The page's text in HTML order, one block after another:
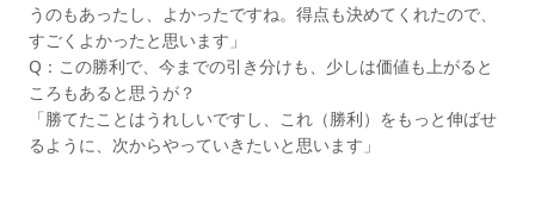
うのもあったし、よかったですね。得点も決めてくれたので、
すごくよかったと思います」
Q：この勝利で、今までの引き分けも、少しは価値も上がると
ころもあると思うが？
「勝てたことはうれしいですし、これ（勝利）をもっと伸ばせ
るように、次からやっていきたいと思います」